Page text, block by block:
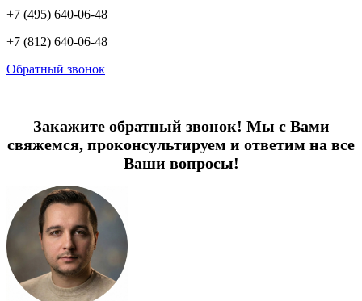
+7 (495) 640-06-48
+7 (812) 640-06-48
Обратный звонок
Закажите обратный звонок! Мы с Вами
свяжемся, проконсультируем и ответим на все
Ваши вопросы!